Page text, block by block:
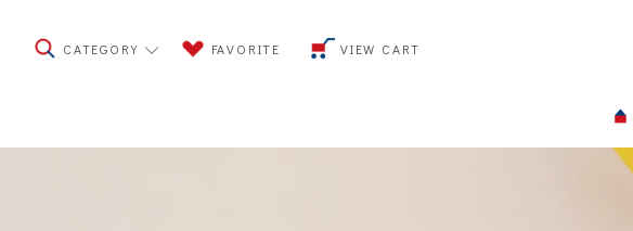
CATEGORY FAVORITE VIEW CART